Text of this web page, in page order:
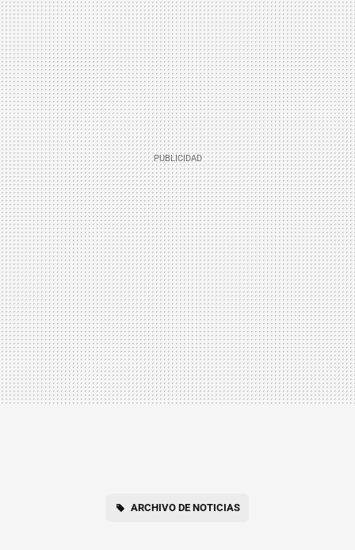
ARCHIVO DE NOTICIAS